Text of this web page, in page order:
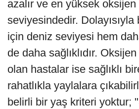
azalır ve en yüksek
seviyesindedir.
için deniz seviyesi hem
de daha sağlıklıdır.
olan hastalar ise sağlıklı
rahatlıkla yaylalara
belirli bir yaş kriteri yoktur;